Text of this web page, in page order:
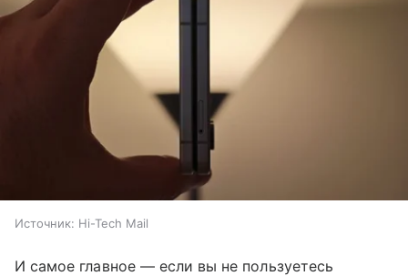
Источник: Hi-Tech Mail
И самое главное — если вы не пользуетесь